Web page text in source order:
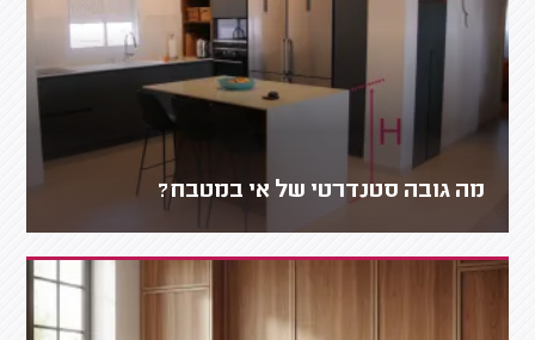
מה גובה סטנדרטי של אי במטבח?